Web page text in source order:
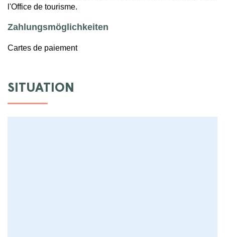
l'Office de tourisme.
Zahlungsmöglichkeiten
Cartes de paiement
SITUATION